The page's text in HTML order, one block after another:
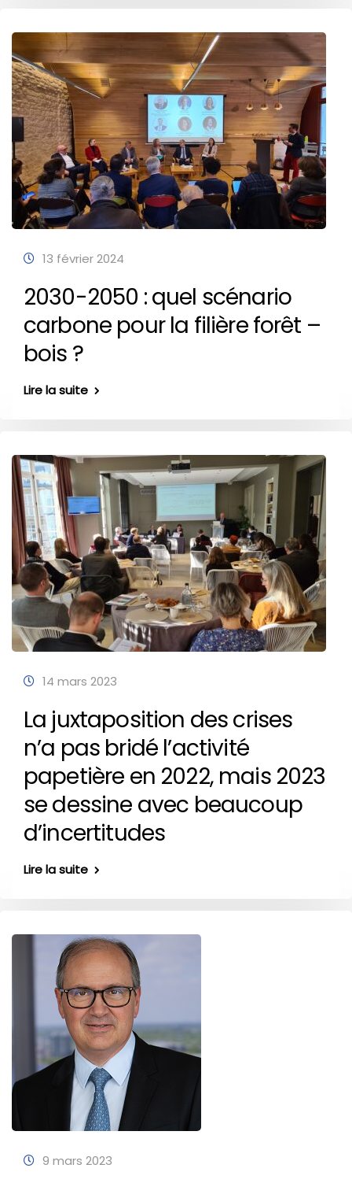
13 février 2024
2030-2050 : quel scénario
carbone pour la filière forêt –
bois ?
Lire la suite
14 mars 2023
La juxtaposition des crises
n’a pas bridé l’activité
papetière en 2022, mais 2023
se dessine avec beaucoup
d’incertitudes
Lire la suite
9 mars 2023